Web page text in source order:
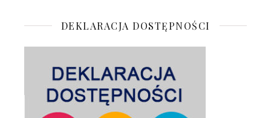
DEKLARACJA DOSTĘPNOŚCI